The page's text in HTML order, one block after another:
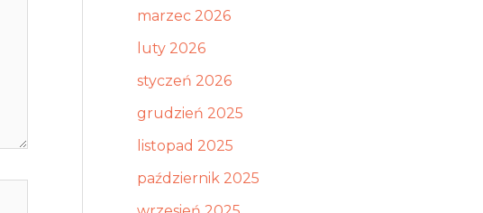
marzec 2026
luty 2026
styczeń 2026
grudzień 2025
listopad 2025
październik 2025